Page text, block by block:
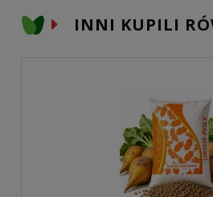
INNI KUPILI